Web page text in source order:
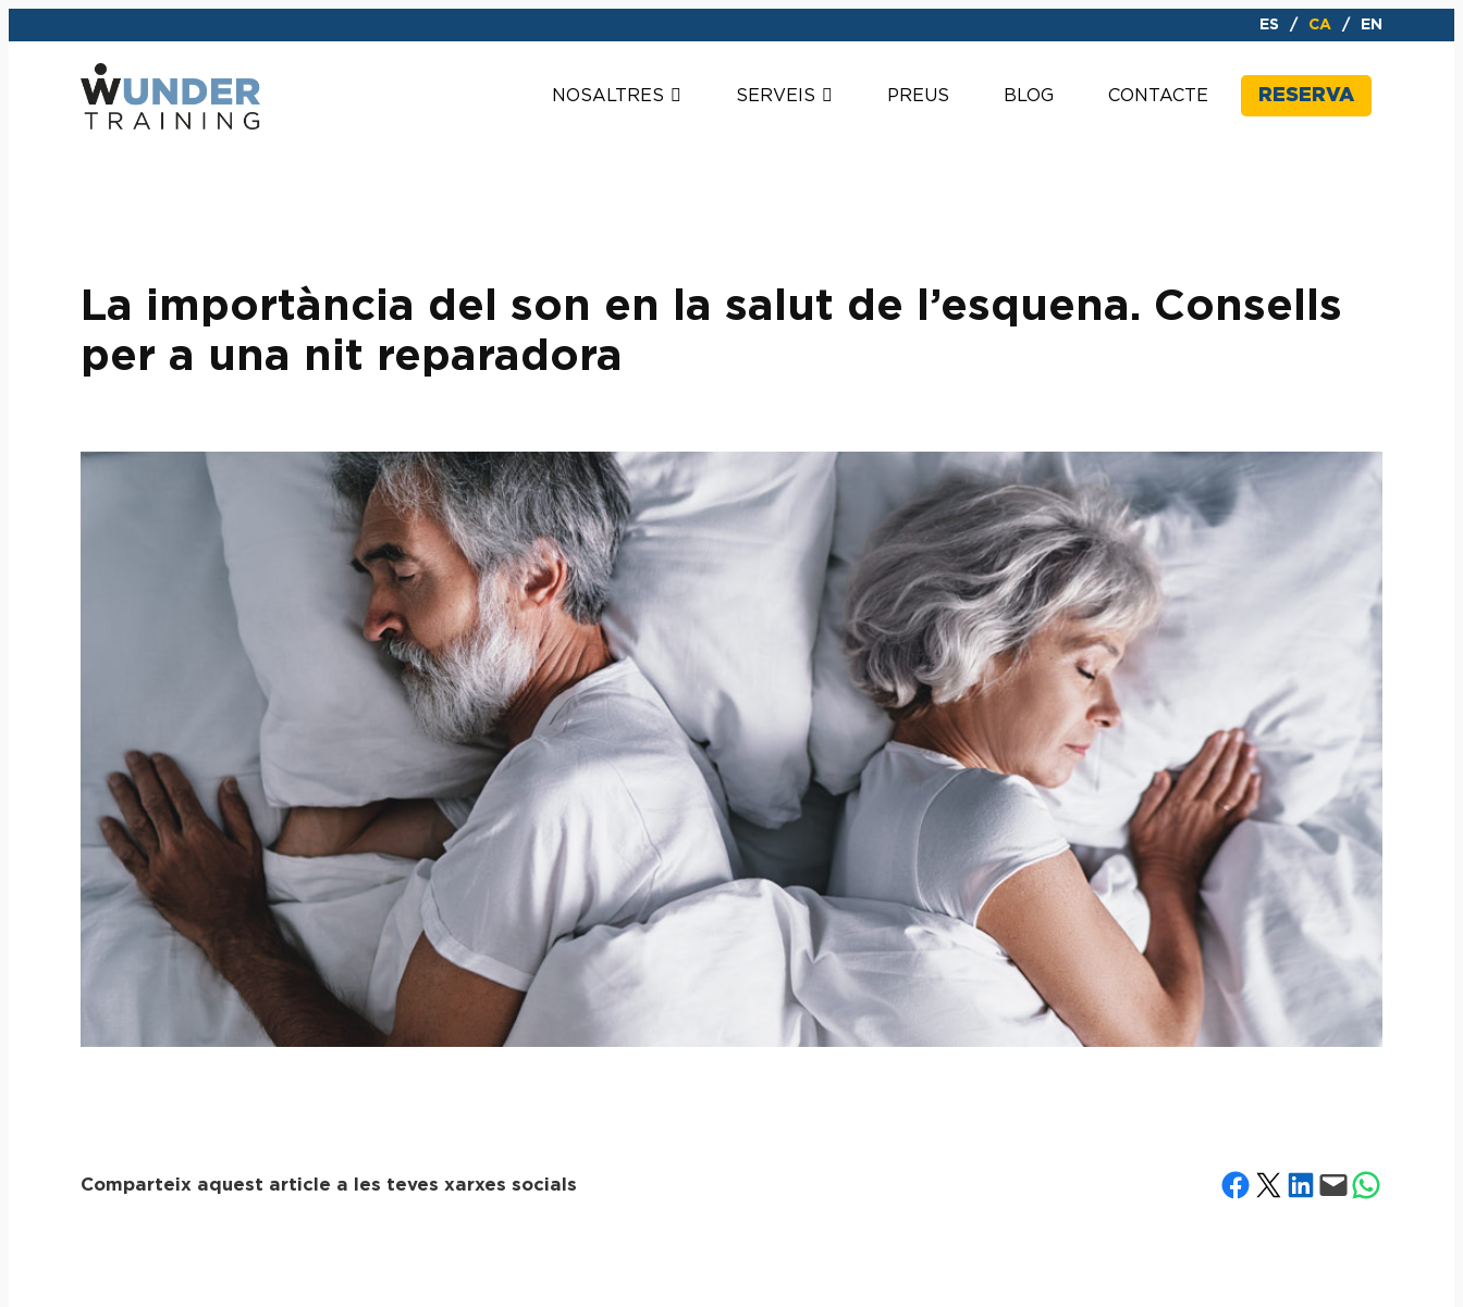
contingut
ES CA EN
NOSALTRES SERVEIS PREUS BLOG CONTACTE RESERVA
La importància del son en la salut de l’esquena. Consells
per a una nit reparadora
Comparteix aquest article a les teves xarxes socials Share on Facebook
Share on X Share on LinkedIn
Email this PageShare on